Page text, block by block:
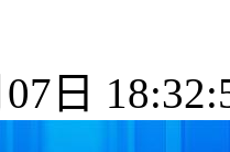
日